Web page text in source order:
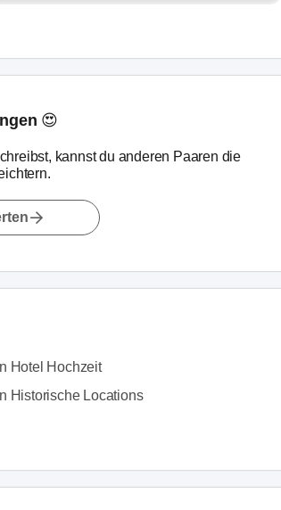
😍
kannst du anderen Paaren die
Hotel Hochzeit
Historische Locations